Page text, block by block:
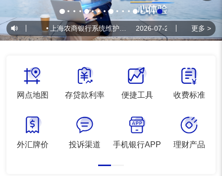
• 上海农商银行系统维护公告 2026-07-22 上海农商银
更多 >
网点地图
外汇牌价
存贷款利率
投诉渠道
便捷工具
手机银行APP
收费标准
理财产品